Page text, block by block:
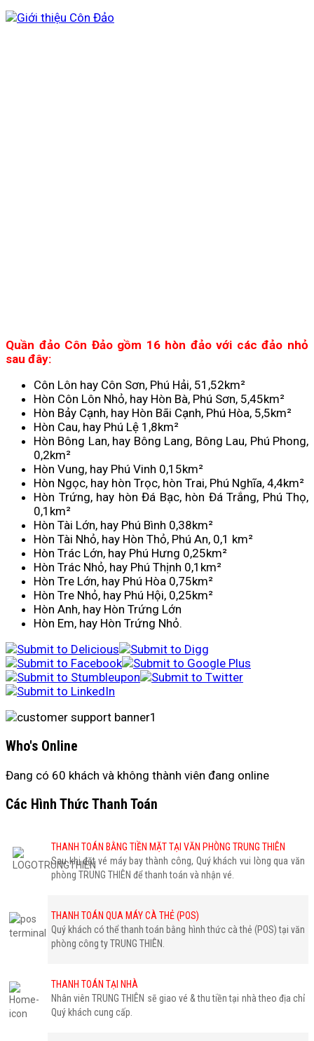
Quần đảo Côn Đảo gồm 16 hòn đảo với các đảo nhỏ
sau đây:
Côn Lôn hay Côn Sơn, Phú Hải, 51,52km²
Hòn Côn Lôn Nhỏ, hay Hòn Bà, Phú Sơn, 5,45km²
Hòn Bảy Cạnh, hay Hòn Bãi Cạnh, Phú Hòa, 5,5km²
Hòn Cau, hay Phú Lệ 1,8km²
Hòn Bông Lan, hay Bông Lang, Bông Lau, Phú Phong,
0,2km²
Hòn Vung, hay Phú Vinh 0,15km²
Hòn Ngọc, hay hòn Trọc, hòn Trai, Phú Nghĩa, 4,4km²
Hòn Trứng, hay hòn Đá Bạc, hòn Đá Trắng, Phú Thọ,
0,1km²
Hòn Tài Lớn, hay Phú Bình 0,38km²
Hòn Tài Nhỏ, hay Hòn Thỏ, Phú An, 0,1 km²
Hòn Trác Lớn, hay Phú Hưng 0,25km²
Hòn Trác Nhỏ, hay Phú Thịnh 0,1km²
Hòn Tre Lớn, hay Phú Hòa 0,75km²
Hòn Tre Nhỏ, hay Phú Hội, 0,25km²
Hòn Anh, hay Hòn Trứng Lớn
Hòn Em, hay Hòn Trứng Nhỏ.
Who's Online
Đang có 60 khách và không thành viên đang online
Các Hình Thức Thanh Toán
THANH TOÁN BẰNG TIỀN MẶT TẠI VĂN PHÒNG TRUNG THIÊN
Sau khi đặt vé máy bay thành công, Quý khách vui lòng qua văn
phòng TRUNG THIÊN để thanh toán và nhận vé.
THANH TOÁN QUA MÁY CÀ THẺ (POS)
Quý khách có thể thanh toán bằng hình thức cà thẻ (POS) tại văn
phòng công ty TRUNG THIÊN.
THANH TOÁN TẠI NHÀ
Nhân viên TRUNG THIÊN sẽ giao vé & thu tiền tại nhà theo địa chỉ
Quý khách cung cấp.